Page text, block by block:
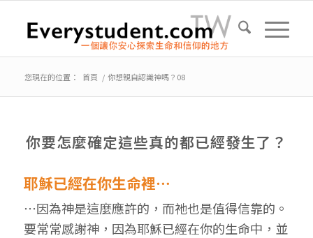
您現在的位置： 首頁 / 你想親自認識神嗎？08
你要怎麼確定這些真的都已經發生了？
耶穌已經在你生命裡⋯
⋯因為神是這麼應許的，而祂也是值得信靠的。
要常常感謝神，因為耶穌已經在你的生命中，並